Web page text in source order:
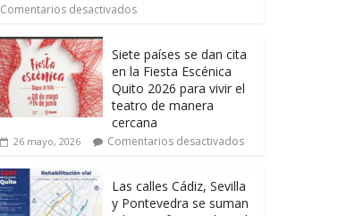
Comentarios desactivados
Siete países se dan cita
en la Fiesta Escénica
Quito 2026 para vivir el
teatro de manera
cercana
26 mayo, 2026 Comentarios desactivados
Las calles Cádiz, Sevilla
y Pontevedra se suman